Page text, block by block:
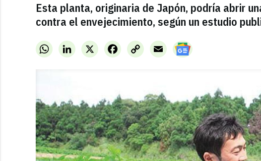
Esta planta, originaria de Japón, podría abrir
contra el envejecimiento, según un estudio
WhatsAppLinkedInX FacebookCopy
Link
Email